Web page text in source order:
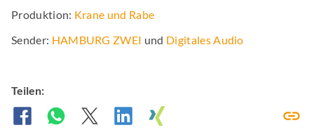
Produktion: Krane und Rabe
Sender: HAMBURG ZWEI und Digitales Audio
Teilen: